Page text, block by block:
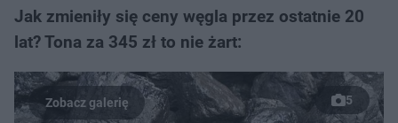
Jak zmieniły się ceny węgla przez ostatnie 20
lat? Tona za 345 zł to nie żart:
5